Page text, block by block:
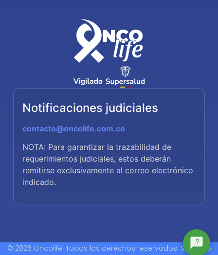
Notificaciones judiciales
contacto@oncolife.com.co
NOTA: Para garantizar la trazabilidad de
requerimientos judiciales, estos deberán
remitirse exclusivamente al correo electrónico
indicado.
© 2026 Oncolife. Todos los derechos reservados. Sitio web